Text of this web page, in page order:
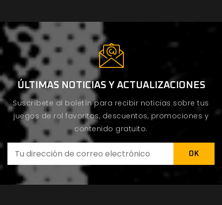
ÚLTIMAS NOTICIAS Y ACTUALIZACIONES
Suscríbete al boletín para recibir noticias sobre tus
juegos de rol favoritos, descuentos, promociones y
contenido gratuito.